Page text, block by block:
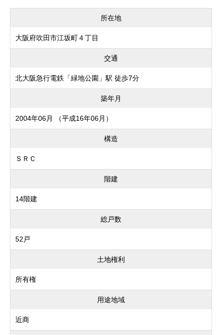
所在地
大阪府吹田市江坂町４丁目
交通
北大阪急行電鉄「緑地公園」駅 徒歩7分
築年月
2004年06月 （平成16年06月）
構造
ＳＲＣ
階建
14階建
総戸数
52戸
土地権利
所有権
用途地域
近商